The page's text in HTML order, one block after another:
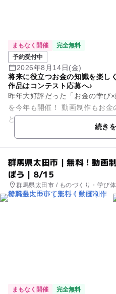
まもなく開催
完全無料
予約受付中
2026年8月14日(金)
将来に役立つお金の知識を楽し
作品はコンテスト応募へ♪
昨年大好評だった「お金の学び
を今年も開催！ 動画制作もお金のこともよくわからない・・・
という方でも大丈夫！ お金の講師と大学生がサポートに入るの
続き
群馬県太田市｜無料！動画
ぼう｜8/15
群馬県太田市 / ものづくり・学び
まもなく開催
完全無料